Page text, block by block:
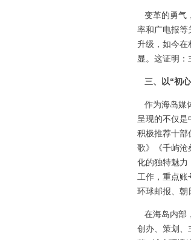
变革的勇气
率和广电报等
升级，如今在
显。这证明：
三、以“初
作为海岛媒
呈现的不仅是
积极推荐十部
歌》《千屿沧
化的独特魅力
工作，重点账
环球邮报、朝
在海岛内部
创办、策划、